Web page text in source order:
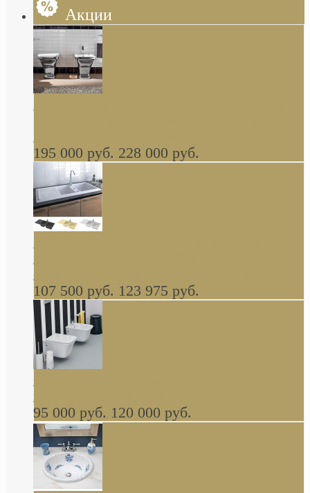
Акции
Butterfly Scarabeo КОМПЛЕКТ санфаянса
глянцевая платина В НАЛИЧИИ
195 000 руб. 228 000 руб.
керамическая мойка 1160 x 510 мм белая,
серая, черная, бежевая В НАЛИЧИИ
107 500 руб. 123 975 руб.
навесное КОМПЛЕКТ
95 000 руб. 120 000 руб.